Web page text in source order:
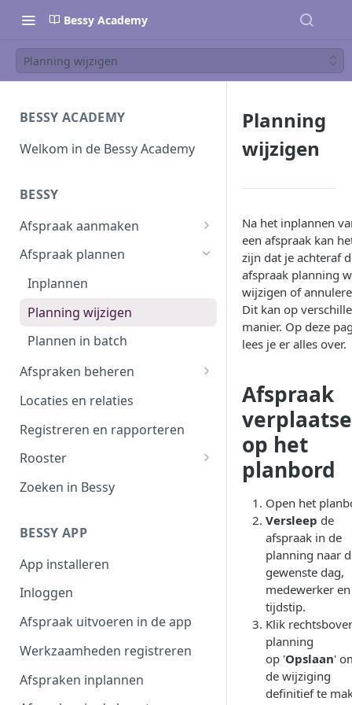
Bessy Academy
Planning wijzigen
BESSY ACADEMY
Welkom in de Bessy Academy
BESSY
Afspraak aanmaken
Afspraak aanmaken
Afspraken importeren
Afspraak plannen
Inplannen
Planning wijzigen
Plannen in batch
Afspraken beheren
Afspraak verwerken
Planbord
Filteroverzicht
Afspraaktoegang
Locaties en relaties
Registreren en rapporteren
Rooster
Werktijden
Plannen in beschikbaarheid
Shifts
Zoeken in Bessy
BESSY APP
App installeren
Inloggen
Afspraak uitvoeren in de app
Werkzaamheden registreren
Afspraken inplannen
Planning
wijzigen
Na het inplannen
een afspraak kan
zijn dat je achteraf
afspraak planning
wijzigen of
Dit kan op
manier. Op deze
lees je er alles over.
Afspraak
op het
planbord
Open het
Versleep de
afspraak in de
planning naar
gewenste dag,
medewerker en
tijdstip.
Klik
planning
op 'Opslaan'
de wijziging
definitief te